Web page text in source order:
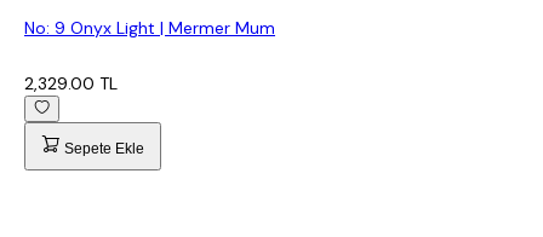
No: 9 Onyx Light | Mermer Mum
2,329.00 TL
Sepete Ekle